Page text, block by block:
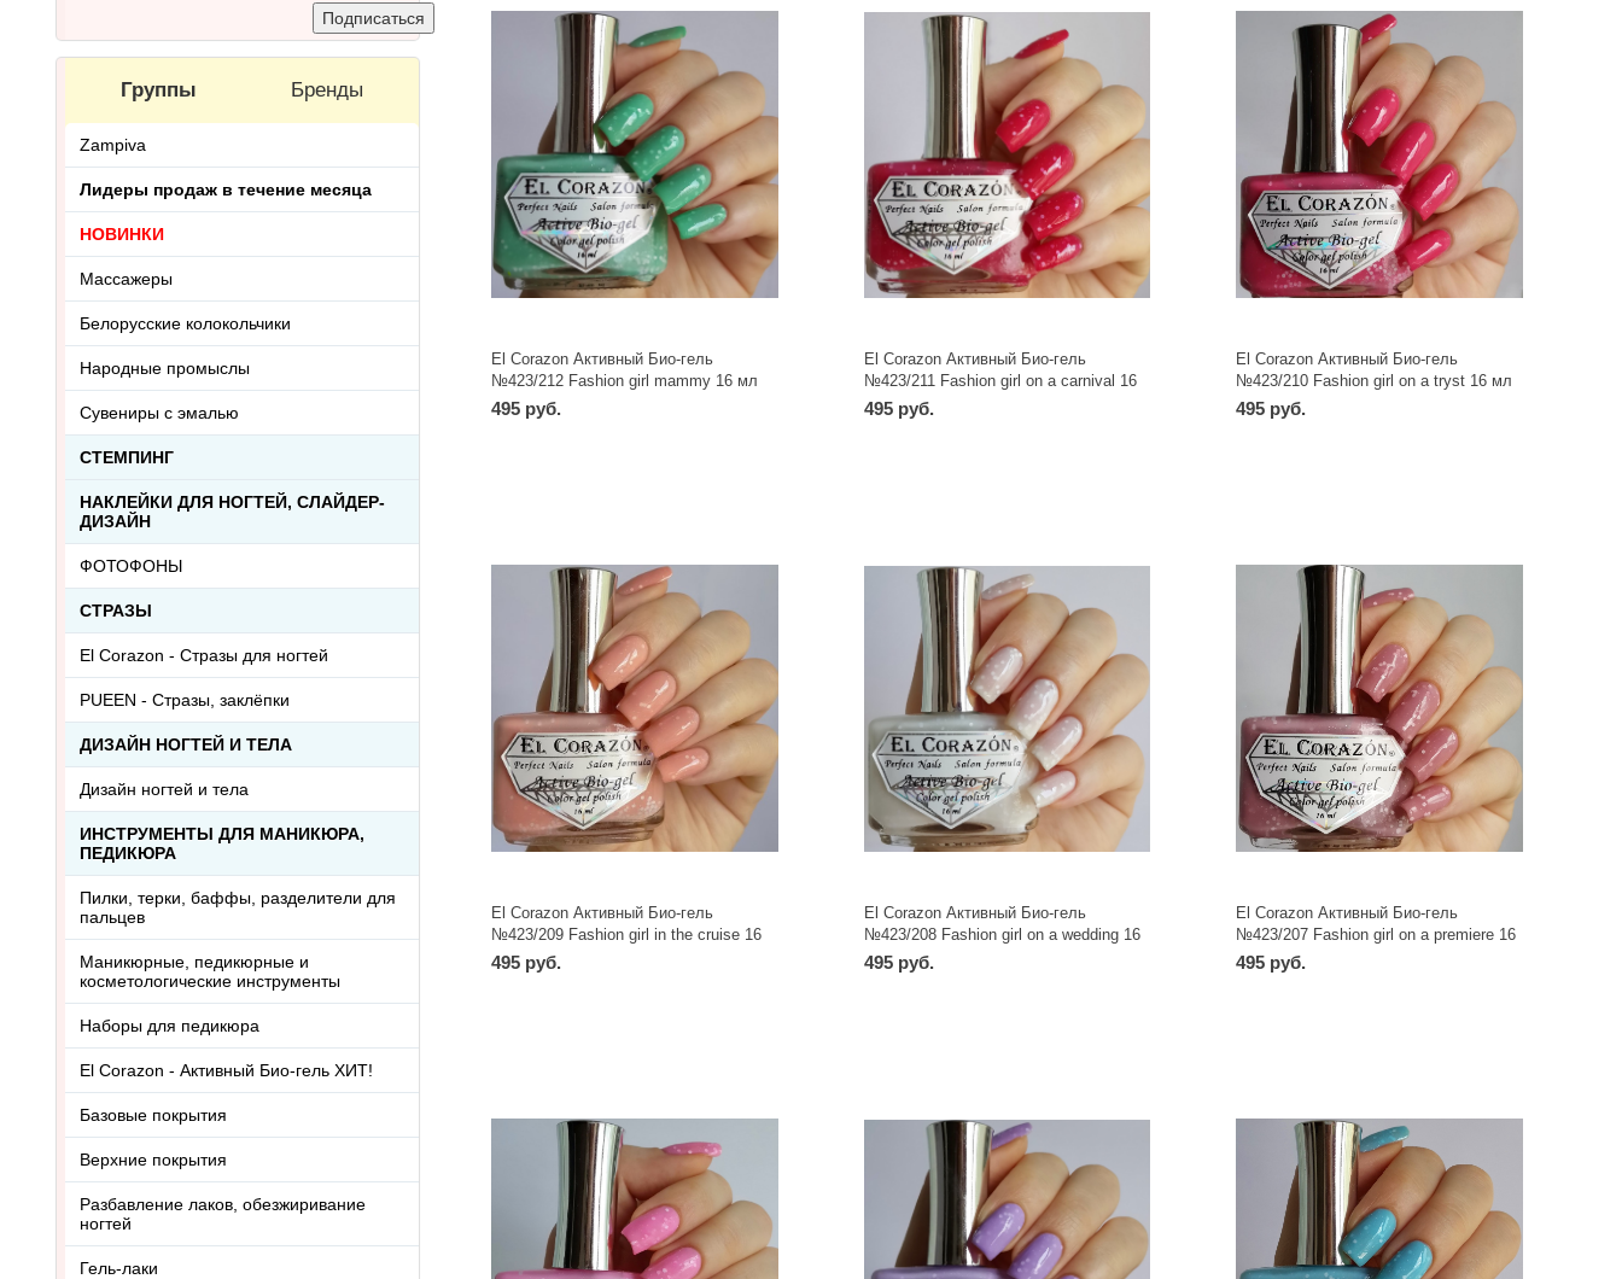
El Corazon Активный Био-гель
№423/212 Fashion girl mammy 16 мл
495 руб.
El Corazon Активный Био-гель
№423/211 Fashion girl on a carnival 16
мл
495 руб.
El Corazon Активный Био-гель
№423/210 Fashion girl on a tryst 16 мл
495 руб.
El Corazon Активный Био-гель
№423/209 Fashion girl in the cruise 16
мл
495 руб.
El Corazon Активный Био-гель
№423/208 Fashion girl on a wedding 16
мл
495 руб.
El Corazon Активный Био-гель
№423/207 Fashion girl on a premiere 16
мл
495 руб.
Группы Бренды
Zampiva
Лидеры продаж в течение месяца
НОВИНКИ
Массажеры
Белорусские колокольчики
Народные промыслы
Сувениры с эмалью
СТЕМПИНГ
НАКЛЕЙКИ ДЛЯ НОГТЕЙ, СЛАЙДЕР-
ДИЗАЙН
ФОТОФОНЫ
СТРАЗЫ
El Corazon - Стразы для ногтей
PUEEN - Cтразы, заклёпки
ДИЗАЙН НОГТЕЙ И ТЕЛА
Дизайн ногтей и тела
ИНСТРУМЕНТЫ ДЛЯ МАНИКЮРА,
ПЕДИКЮРА
Пилки, терки, баффы, разделители для
пальцев
Маникюрные, педикюрные и
косметологические инструменты
Наборы для педикюра
El Corazon - Активный Био-гель ХИТ!
Базовые покрытия
Верхние покрытия
Разбавление лаков, обезжиривание
ногтей
Гель-лаки